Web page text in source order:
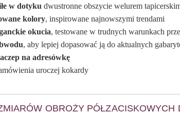
w dotyku dwustronne obszycie welurem
kolory, inspirowane najnowszymi trendami
okucia, testowane w trudnych warunkach
, aby lepiej dopasować ją do aktualnych
na adresówkę
uroczej kokardy
OBROŻY PÓŁZACISKOWYCH